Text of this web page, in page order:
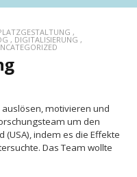
,
, DIGITALISIERUNG ,
motivieren und
um den
indem es die Effekte
Das Team wollte